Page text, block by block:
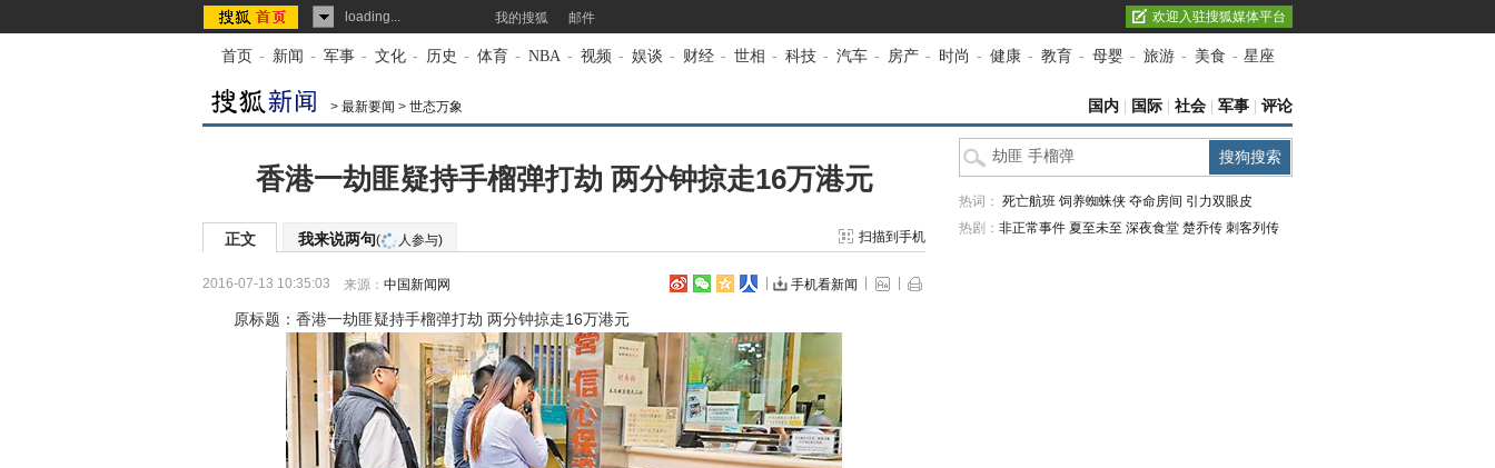
loading... 我的搜狐 邮件 欢迎入驻搜狐媒体平台
首页 - 新闻 - 军事 - 文化 - 历史 - 体育 - NBA - 视频 - 娱谈 - 财经 - 世相 - 科技 - 汽车 - 房产 - 时尚 - 健康 - 教育 - 母婴 - 旅游 - 美食 - 星座
> 最新要闻 > 世态万象 国内 国际 社会 军事 评论
香港一劫匪疑持手榴弹打劫 两分钟掠走16万港元
正文 我来说两句( 人参与) 扫描到手机
2016-07-13 10:35:03 来源： 中国新闻网 手机看新闻
原标题：香港一劫匪疑持手榴弹打劫 两分钟掠走16万港元
热词： 死亡航班 饲养蜘蛛侠 夺命房间 引力双眼皮
热剧： 非正常事件 夏至未至 深夜食堂 楚乔传 刺客列传